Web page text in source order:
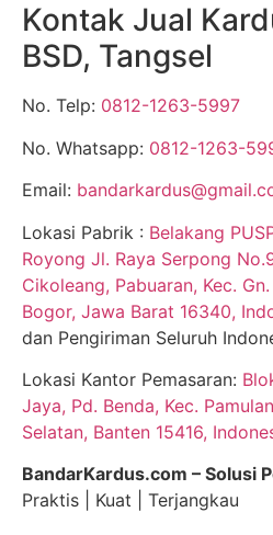
Kontak Jual
BSD, Tangsel
No. Telp: 0812-1263-5997
No. Whatsapp: 0812-1263-
Email:
Lokasi Pabrik : Belakang
Royong Jl. Raya Serpong
Cikoleang, Pabuaran, Kec.
Bogor, Jawa Barat 16340,
dan Pengiriman Seluruh
Lokasi Kantor Pemasaran:
Jaya, Pd. Benda, Kec.
Selatan, Banten 15416,
BandarKardus.com – Solusi
Praktis | Kuat | Terjangkau